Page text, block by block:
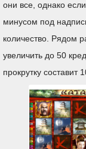
они все, однако
минусом под
количество. Рядом
увеличить до 50
прокрутку составит